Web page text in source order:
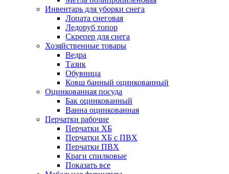
Инвентарь для уборки снега
Лопата снеговая
Ледоруб топор
Скрепер для снега
Хозяйственные товары
Ведра
Тазик
Обувница
Ковш банный оцинкованный
Оцинкованная посуда
Бак оцинкованный
Ванна оцинкованная
Перчатки рабочие
Перчатки ХБ
Перчатки ХБ с ПВХ
Перчатки ПВХ
Краги спилковые
Показать все